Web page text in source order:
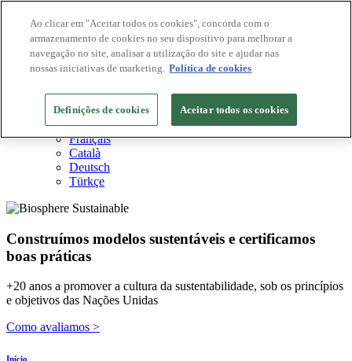
Destinos Biosphere
Empresas Biosphere
Como avaliamos
PT
English
Español
Français
Català
Deutsch
Türkçe
Construímos modelos sustentáveis ​​e certificamos
boas práticas
+20 anos a promover a cultura da sustentabilidade, sob os princípios
e objetivos das Nações Unidas
Como avaliamos >
Início
Ao clicar em "Aceitar todos os cookies", concorda com o
armazenamento de cookies no seu dispositivo para melhorar a
navegação no site, analisar a utilização do site e ajudar nas
nossas iniciativas de marketing. Política de cookies
Definições de cookies Aceitar todos os cookies